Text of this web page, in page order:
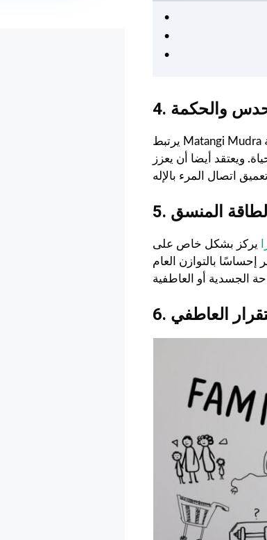
يرتبط Matangi Mudra بتنشيط شقرا العين الثالثة ، المرتبطة بالحدس والحكمة الأعلى. يمكن أن تساعد الممارسة المنتظمة
ويعتقد أيضا أن يعزز
يركز بشكل خاص على
بالتوازن العام